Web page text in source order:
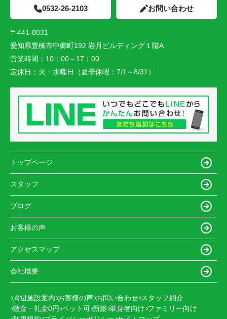
0532-26-2103 お問い合わせ
〒441-8031
愛知県豊橋市中郷町192 岩月ビルディング１階A
営業時間： 10：00～17：00
定休日： 火・水曜日（夏季休暇：7/1～8/31）
トップページ
スタッフ
ブログ
お客様の声
アクセスマップ
会社概要
周辺施設案内 お客様の声 お問い合わせ スタッフ紹介
敷金・礼金0円 ペット可 新築 単身者向け ファミリー向け